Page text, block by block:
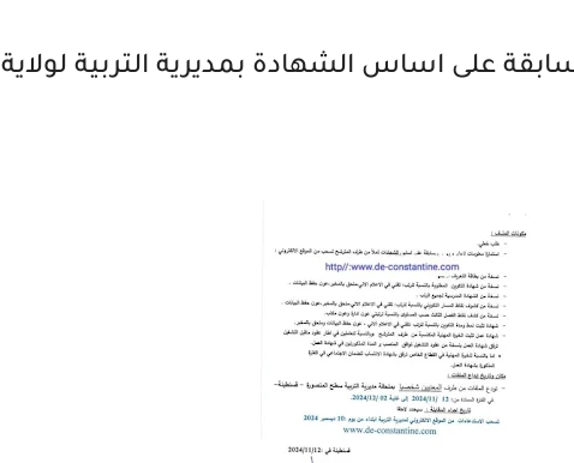
على اساس الشهادة بمديرية التربية لولاية